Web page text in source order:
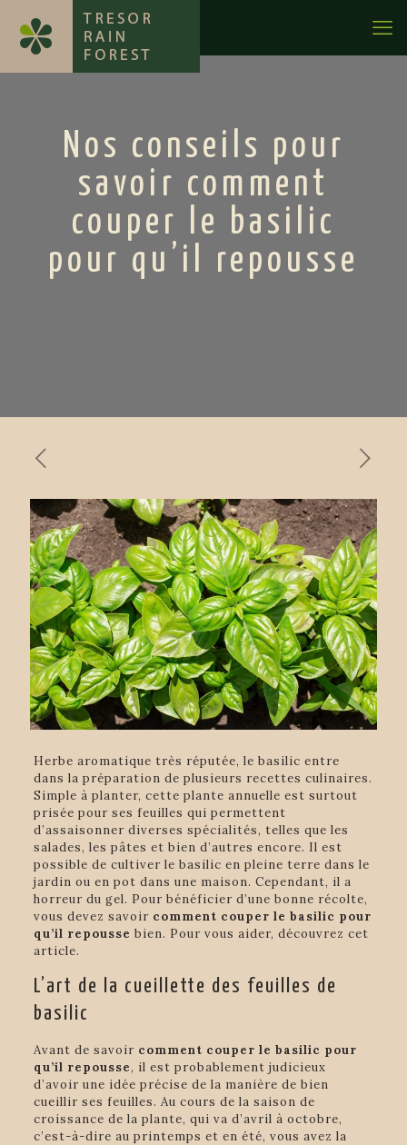
Nos conseils pour
savoir comment
couper le basilic
pour qu’il repousse
Herbe aromatique très réputée, le basilic entre
dans la préparation de plusieurs recettes culinaires.
Simple à planter, cette plante annuelle est surtout
prisée pour ses feuilles qui permettent
d’assaisonner diverses spécialités, telles que les
salades, les pâtes et bien d’autres encore. Il est
possible de cultiver le basilic en pleine terre dans le
jardin ou en pot dans une maison. Cependant, il a
horreur du gel. Pour bénéficier d’une bonne récolte,
vous devez savoir comment couper le basilic pour
qu’il repousse bien. Pour vous aider, découvrez cet
article.
L’art de la cueillette des feuilles de
basilic
Avant de savoir comment couper le basilic pour
qu’il repousse, il est probablement judicieux
d’avoir une idée précise de la manière de bien
cueillir ses feuilles. Au cours de la saison de
croissance de la plante, qui va d’avril à octobre,
c’est-à-dire au printemps et en été, vous avez la